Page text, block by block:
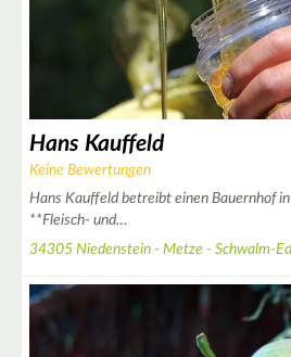
Hans Kauffeld
Keine Bewertungen
Hans Kauffeld betreibt einen Bauernhof
**Fleisch- und…
34305 Niedenstein - Metze - Schwalm-